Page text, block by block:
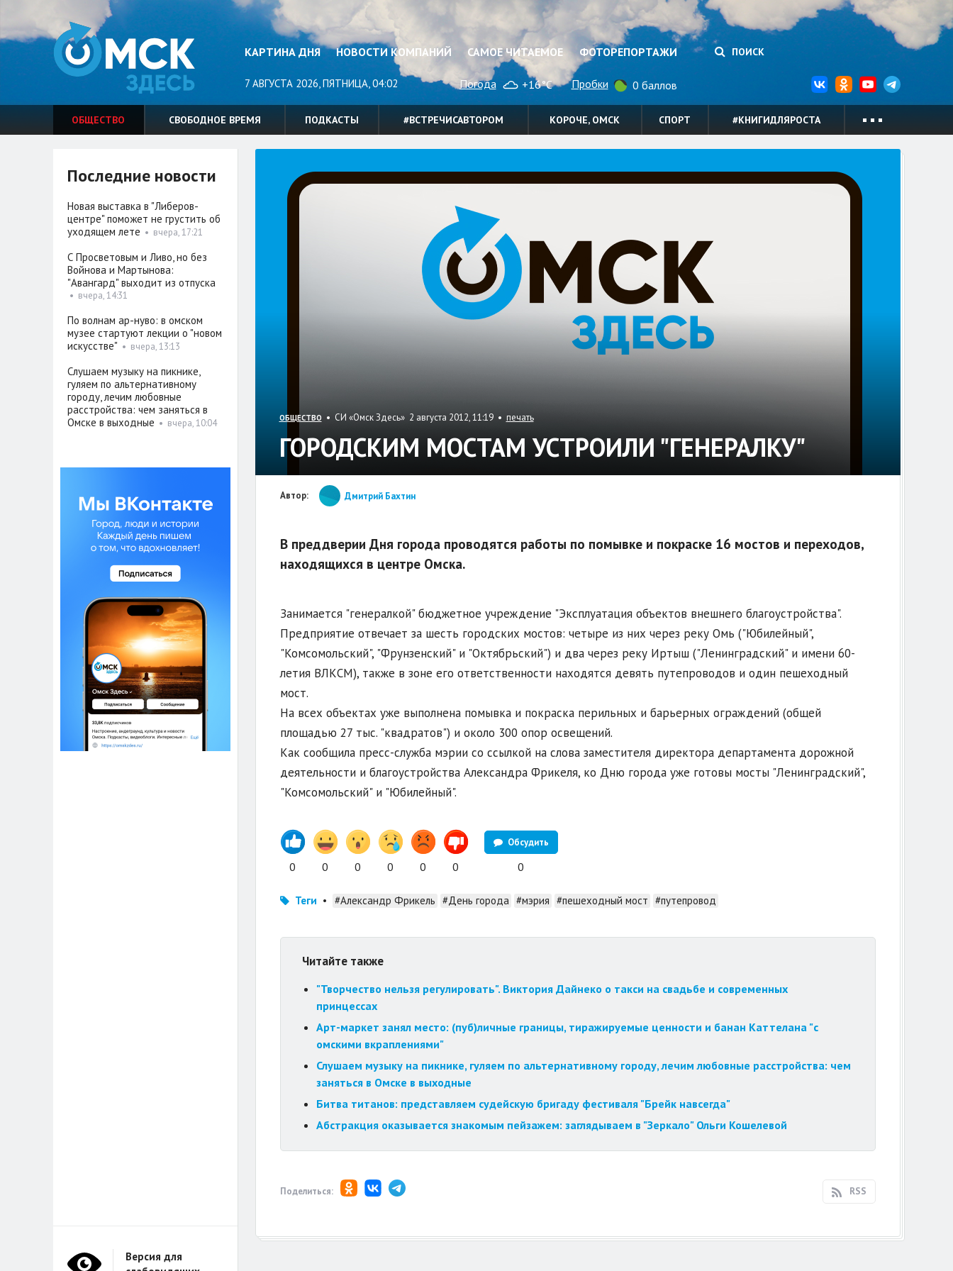
КАРТИНА ДНЯ НОВОСТИ КОМПАНИЙ САМОЕ ЧИТАЕМОЕ ФОТОРЕПОРТАЖИ ПОИСК
7 АВГУСТА 2026, ПЯТНИЦА, 04:02 Погода +16°C Пробки 0 баллов
ОБЩЕСТВО СВОБОДНОЕ ВРЕМЯ ПОДКАСТЫ #ВСТРЕЧИСАВТОРОМ КОРОЧЕ, ОМСК СПОРТ #КНИГИДЛЯРОСТА
ОБЩЕСТВО • СИ «Омск Здесь» 2 августа 2012, 11:19 • печать
ГОРОДСКИМ МОСТАМ УСТРОИЛИ "ГЕНЕРАЛКУ"
Автор: Дмитрий Бахтин
В преддверии Дня города проводятся работы по помывке и покраске 16 мостов и переходов,
находящихся в центре Омска.
Занимается "генералкой" бюджетное учреждение "Эксплуатация объектов внешнего благоустройства".
Предприятие отвечает за шесть городских мостов: четыре из них через реку Омь ("Юбилейный",
"Комсомольский", "Фрунзенский" и "Октябрьский") и два через реку Иртыш ("Ленинградский" и имени 60-
летия ВЛКСМ), также в зоне его ответственности находятся девять путепроводов и один пешеходный
мост.
На всех объектах уже выполнена помывка и покраска перильных и барьерных ограждений (общей
площадью 27 тыс. "квадратов") и около 300 опор освещений.
Как сообщила пресс-служба мэрии со ссылкой на слова заместителя директора департамента дорожной
деятельности и благоустройства Александра Фрикеля, ко Дню города уже готовы мосты "Ленинградский",
"Комсомольский" и "Юбилейный".
0 0 0 0 0 0
Обсудить
0
Теги • #Александр Фрикель #День города #мэрия #пешеходный мост #путепровод
Читайте также
"Творчество нельзя регулировать". Виктория Дайнеко о такси на свадьбе и современных
принцессах
Арт-маркет занял место: (пуб)личные границы, тиражируемые ценности и банан Каттелана "с
омскими вкраплениями"
Слушаем музыку на пикнике, гуляем по альтернативному городу, лечим любовные расстройства: чем
заняться в Омске в выходные
Битва титанов: представляем судейскую бригаду фестиваля "Брейк навсегда"
Абстракция оказывается знакомым пейзажем: заглядываем в "Зеркало" Ольги Кошелевой
Поделиться: RSS
Последние новости
Новая выставка в "Либеров-
центре" поможет не грустить об
уходящем лете • вчера, 17:21
С Просветовым и Ливо, но без
Войнова и Мартынова:
"Авангард" выходит из отпуска
• вчера, 14:31
По волнам ар-нуво: в омском
музее стартуют лекции о "новом
искусстве" • вчера, 13:13
Слушаем музыку на пикнике,
гуляем по альтернативному
городу, лечим любовные
расстройства: чем заняться в
Омске в выходные • вчера, 10:04
Версия для